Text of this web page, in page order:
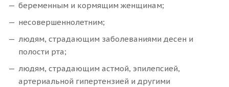
беременным и кормящим женщинам;
несовершеннолетним;
людям, страдающим заболеваниями десен и
полости рта;
людям, страдающим астмой, эпилепсией,
артериальной гипертензией и другими